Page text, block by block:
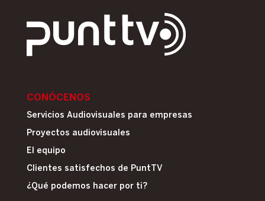
CONÓCENOS
Servicios Audiovisuales para empresas
Proyectos audiovisuales
El equipo
Clientes satisfechos de PuntTV
¿Qué podemos hacer por ti?